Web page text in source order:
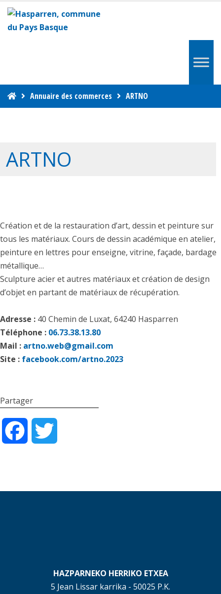
Annuaire des commerces ARTNO
ARTNO
Création et de la restauration d’art, dessin et peinture sur
tous les matériaux. Cours de dessin académique en atelier,
peinture en lettres pour enseigne, vitrine, façade, bardage
métallique…
Sculpture acier et autres matériaux et création de design
d’objet en partant de matériaux de récupération.
Adresse : 40 Chemin de Luxat, 64240 Hasparren
Téléphone : 06.73.38.13.80
Mail : artno.web@gmail.com
Site : facebook.com/artno.2023
Partager
Facebook
HAZPARNEKO HERRIKO ETXEA
5 Jean Lissar karrika - 50025 P.K.